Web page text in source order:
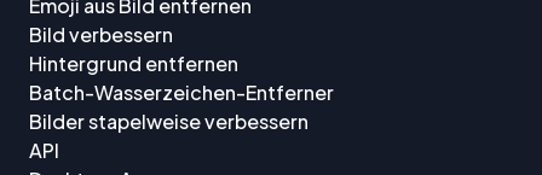
Emoji aus Bild entfernen
Bild verbessern
Hintergrund entfernen
Batch-Wasserzeichen-Entferner
Bilder stapelweise verbessern
API